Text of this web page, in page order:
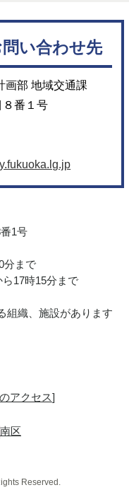
い合わせ先
画部 地域交通課
８番１号
1号
分まで
17時15分まで
組織、施設があります
アクセス]
南区
Reserved.